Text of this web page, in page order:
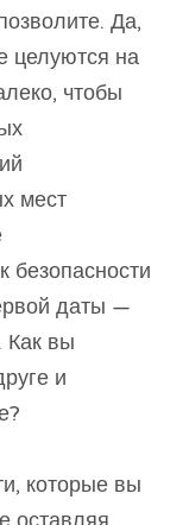
Да,
целуются на
чтобы
мест
безопасности
даты —
Как вы
и
которые вы
оставляя